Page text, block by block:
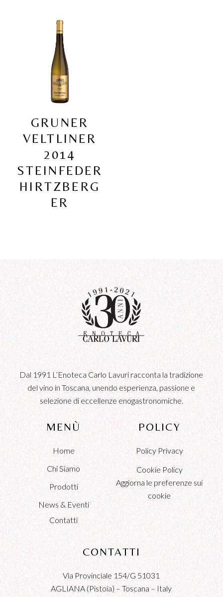
GRUNER
VELTLINER
2014
STEINFEDER
HIRTZBERG
ER
Dal 1991 L’Enoteca Carlo Lavuri racconta la tradizione
del vino in Toscana, unendo esperienza, passione e
selezione di eccellenze enogastronomiche.
MENÙ
Home
Chi Siamo
Prodotti
News & Eventi
Contatti
POLICY
Policy Privacy
Cookie Policy
Aggiorna le preferenze sui
cookie
CONTATTI
Via Provinciale 154/G 51031
AGLIANA (Pistoia) – Toscana – Italy